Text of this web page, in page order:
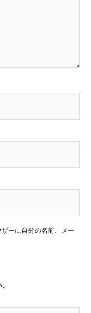
ーに自分の名前、メー